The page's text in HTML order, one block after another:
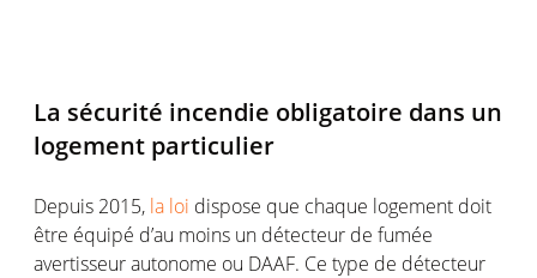
La sécurité incendie obligatoire dans un
logement particulier
Depuis 2015, la loi dispose que chaque logement doit
être équipé d’au moins un détecteur de fumée
avertisseur autonome ou DAAF. Ce type de détecteur